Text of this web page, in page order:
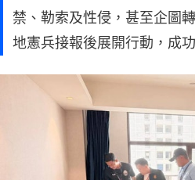
禁、勒索及性侵，甚至企圖
地憲兵接報後展開行動，成